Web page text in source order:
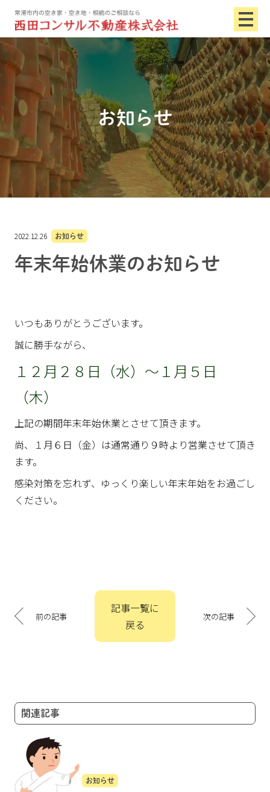
お知らせ
2022.12.26 お知らせ
年末年始休業のお知らせ
いつもありがとうございます。
誠に勝手ながら、
１２月２８日（水）～１月５日
（木）
上記の期間年末年始休業とさせて頂きます。
尚、１月６日（金）は通常通り９時より営業させて頂き
ます。
感染対策を忘れず、ゆっくり楽しい年末年始をお過ごし
ください。
稿
ナ
ョ
ン
前の記事
記事一覧に
戻る
次の記事
関連記事
お知らせ